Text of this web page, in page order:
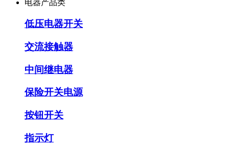
电器产品类
低压电器开关
交流接触器
中间继电器
保险开关电源
按钮开关
指示灯